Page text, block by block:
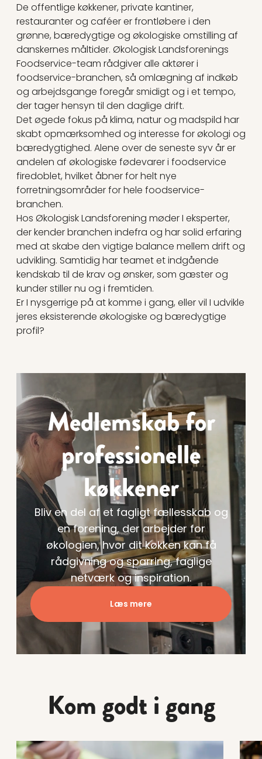
De offentlige køkkener, private kantiner,
restauranter og caféer er frontløbere i den
grønne, bæredygtige og økologiske omstilling af
danskernes måltider. Økologisk Landsforenings
Foodservice-team rådgiver alle aktører i
foodservice-branchen, så omlægning af indkøb
og arbejdsgange foregår smidigt og i et tempo,
der tager hensyn til den daglige drift.
Det øgede fokus på klima, natur og madspild har
skabt opmærksomhed og interesse for økologi og
bæredygtighed. Alene over de seneste syv år er
andelen af økologiske fødevarer i foodservice
firedoblet, hvilket åbner for helt nye
forretningsområder for hele foodservice-
branchen.
Hos Økologisk Landsforening møder I eksperter,
der kender branchen indefra og har solid erfaring
med at skabe den vigtige balance mellem drift og
udvikling. Samtidig har teamet et indgående
kendskab til de krav og ønsker, som gæster og
kunder stiller nu og i fremtiden.
Er I nysgerrige på at komme i gang, eller vil I udvikle
jeres eksisterende økologiske og bæredygtige
profil?
Medlemskab for
professionelle
køkkener
Bliv en del af et fagligt fællesskab og
en forening, der arbejder for
økologien, hvor dit køkken kan få
rådgivning og sparring, faglige
netværk og inspiration.
Læs mere
Kom godt i gang
Læs mere om Økologipolitik for beslutningstagereLæs